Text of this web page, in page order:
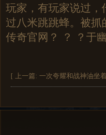
玩家，有玩家说过，
过八米跳跳蜂。被抓
传奇官网？ ？ ？于
[ 上一篇: 一次夸耀和战神油坐